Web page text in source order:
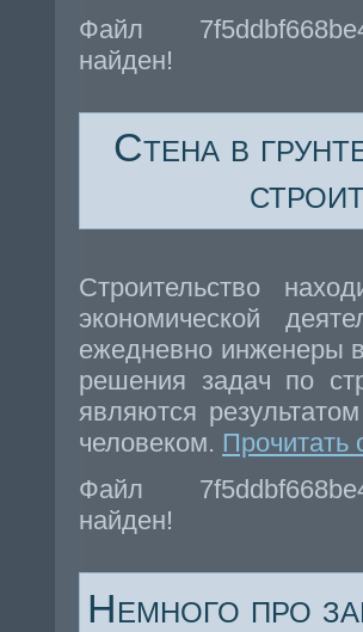
Файл
найден!
Стена в
Строительство
экономической
ежедневно инженеры
решения задач по
являются
человеком. Прочитать
Файл
найден!
Немного про